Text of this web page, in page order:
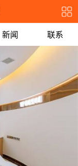
新闻 联系